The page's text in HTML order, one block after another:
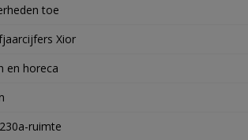
toe
Xior
en horeca
ruimte